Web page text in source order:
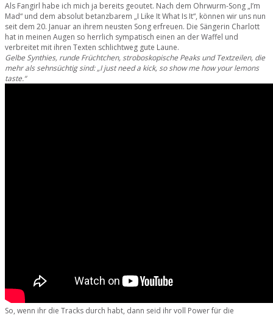
Als Fangirl habe ich mich ja bereits geoutet. Nach dem Ohrwurm-Song „I’m
Mad“ und dem absolut betanzbarem „I Like It What Is It“, können wir uns nun
seit dem 20. Januar an ihrem neusten Song erfreuen. Die Sängerin Charlott
hat in meinen Augen so herrlich sympatisch einen an der Waffel und
verbreitet mit ihren Texten schlichtweg gute Laune.
Gelbe Synthies, runde Früchtchen, stroboskopische Peaks und Textzeilen, die
mehr als sehnsüchtig sind: „I just need a kick, so show me how your lemons
taste.“
So, wenn ihr die Tracks durch habt, dann seid ihr voll Power für die